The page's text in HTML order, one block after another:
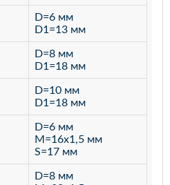
D=6 мм
D1=13 мм
D=8 мм
D1=18 мм
D=10 мм
D1=18 мм
D=6 мм
M=16х1,5 мм
S=17 мм
D=8 мм